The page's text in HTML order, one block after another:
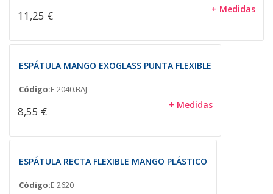
11,25 € + Medidas
ESPÁTULA MANGO EXOGLASS PUNTA FLEXIBLE
Código:E 2040.BAJ
8,55 € + Medidas
ESPÁTULA RECTA FLEXIBLE MANGO PLÁSTICO
Código:E 2620